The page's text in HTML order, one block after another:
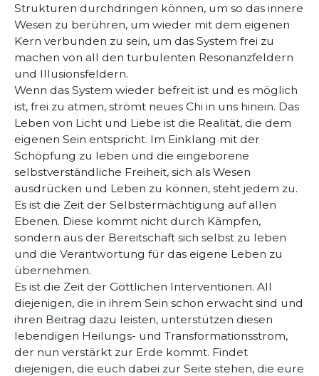
Strukturen durchdringen können, um so das innere
Wesen zu berühren, um wieder mit dem eigenen
Kern verbunden zu sein, um das System frei zu
machen von all den turbulenten Resonanzfeldern
und Illusionsfeldern.
Wenn das System wieder befreit ist und es möglich
ist, frei zu atmen, strömt neues Chi in uns hinein. Das
Leben von Licht und Liebe ist die Realität, die dem
eigenen Sein entspricht. Im Einklang mit der
Schöpfung zu leben und die eingeborene
selbstverständliche Freiheit, sich als Wesen
ausdrücken und Leben zu können, steht jedem zu.
Es ist die Zeit der Selbstermächtigung auf allen
Ebenen. Diese kommt nicht durch Kämpfen,
sondern aus der Bereitschaft sich selbst zu leben
und die Verantwortung für das eigene Leben zu
übernehmen.
Es ist die Zeit der Göttlichen Interventionen. All
diejenigen, die in ihrem Sein schon erwacht sind und
ihren Beitrag dazu leisten, unterstützen diesen
lebendigen Heilungs- und Transformationsstrom,
der nun verstärkt zur Erde kommt. Findet
diejenigen, die euch dabei zur Seite stehen, die eure